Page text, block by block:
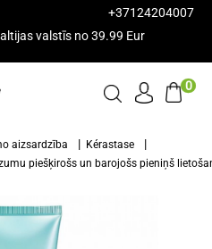
+37124204007
valstīs no 39.99 Eur
0
aizsardzība
Kérastase
piešķirošs un barojošs pieniņš